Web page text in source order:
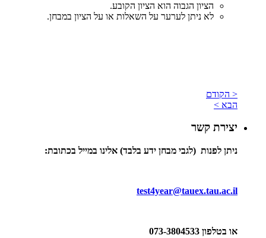
הציון הגבוה הוא הציון הקובע.
לא ניתן לערער על השאלות או על הציון במבחן.
< הקודם
הבא >
יצירת קשר
ניתן לפנות (לגבי מבחן ידע בלבד) אלינו במייל בכתובת:
test4year@tauex.tau.ac.il
או בטלפון 073-3804533